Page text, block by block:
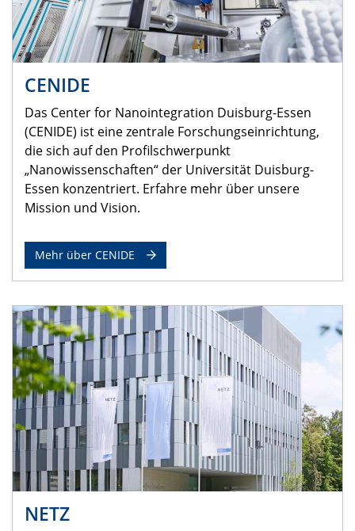
CENIDE
Das Center for Nanointegration Duisburg-Essen
(CENIDE) ist eine zentrale Forschungseinrichtung,
die sich auf den Profilschwerpunkt
„Nanowissenschaften“ der Universität Duisburg-
Essen konzentriert. Erfahre mehr über unsere
Mission und Vision.
Mehr über CENIDE
NETZ